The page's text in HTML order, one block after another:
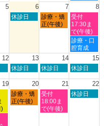
30th
1st
日,
月
1st
2026
5 6 7 8
木
6th
休診日
金
曜
7th
診療・矯
正(午後)
土
曜
日,
8
月
8th
受付
17:30ま
で(午後)
土
曜
日,
月
診療・口
腔育成
12 13 14 15
木
8
月
13th
休診日
金
8
月
14th
2026
休診日
土
8
月
休診日
19 20 21 22
)
木
曜
診療・矯
正(午後)
金
曜
日,
受付
18:00ま
で(午後)
土
休診日